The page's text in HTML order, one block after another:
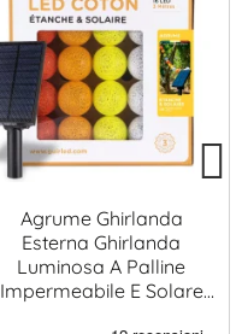
Agrume Ghirlanda
Esterna Ghirlanda
Luminosa A Palline
Impermeabile E Solare